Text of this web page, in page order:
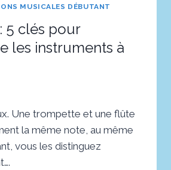
MUSICALES DÉBUTANT
5 clés pour
les instruments à
Une trompette et une flûte
la même note, au même
vous les distinguez